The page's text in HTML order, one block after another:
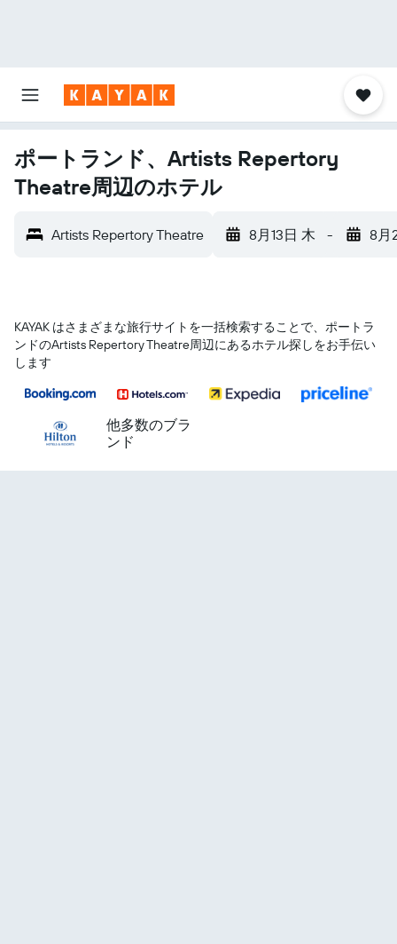
ポートランド、Artists Repertory
Theatre周辺のホテル
Artists Repertory Theatre 8月13日 木 - 8月
KAYAK はさまざまな旅行サイトを一括検索することで、ポートラ
ンド​のArtists Repertory Theatre​周辺にあるホテル探しをお手伝い
します
他多数のブラ
ンド